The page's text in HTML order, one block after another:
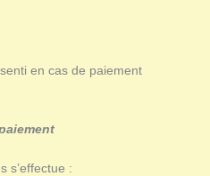
en cas de paiement
s’effectue :